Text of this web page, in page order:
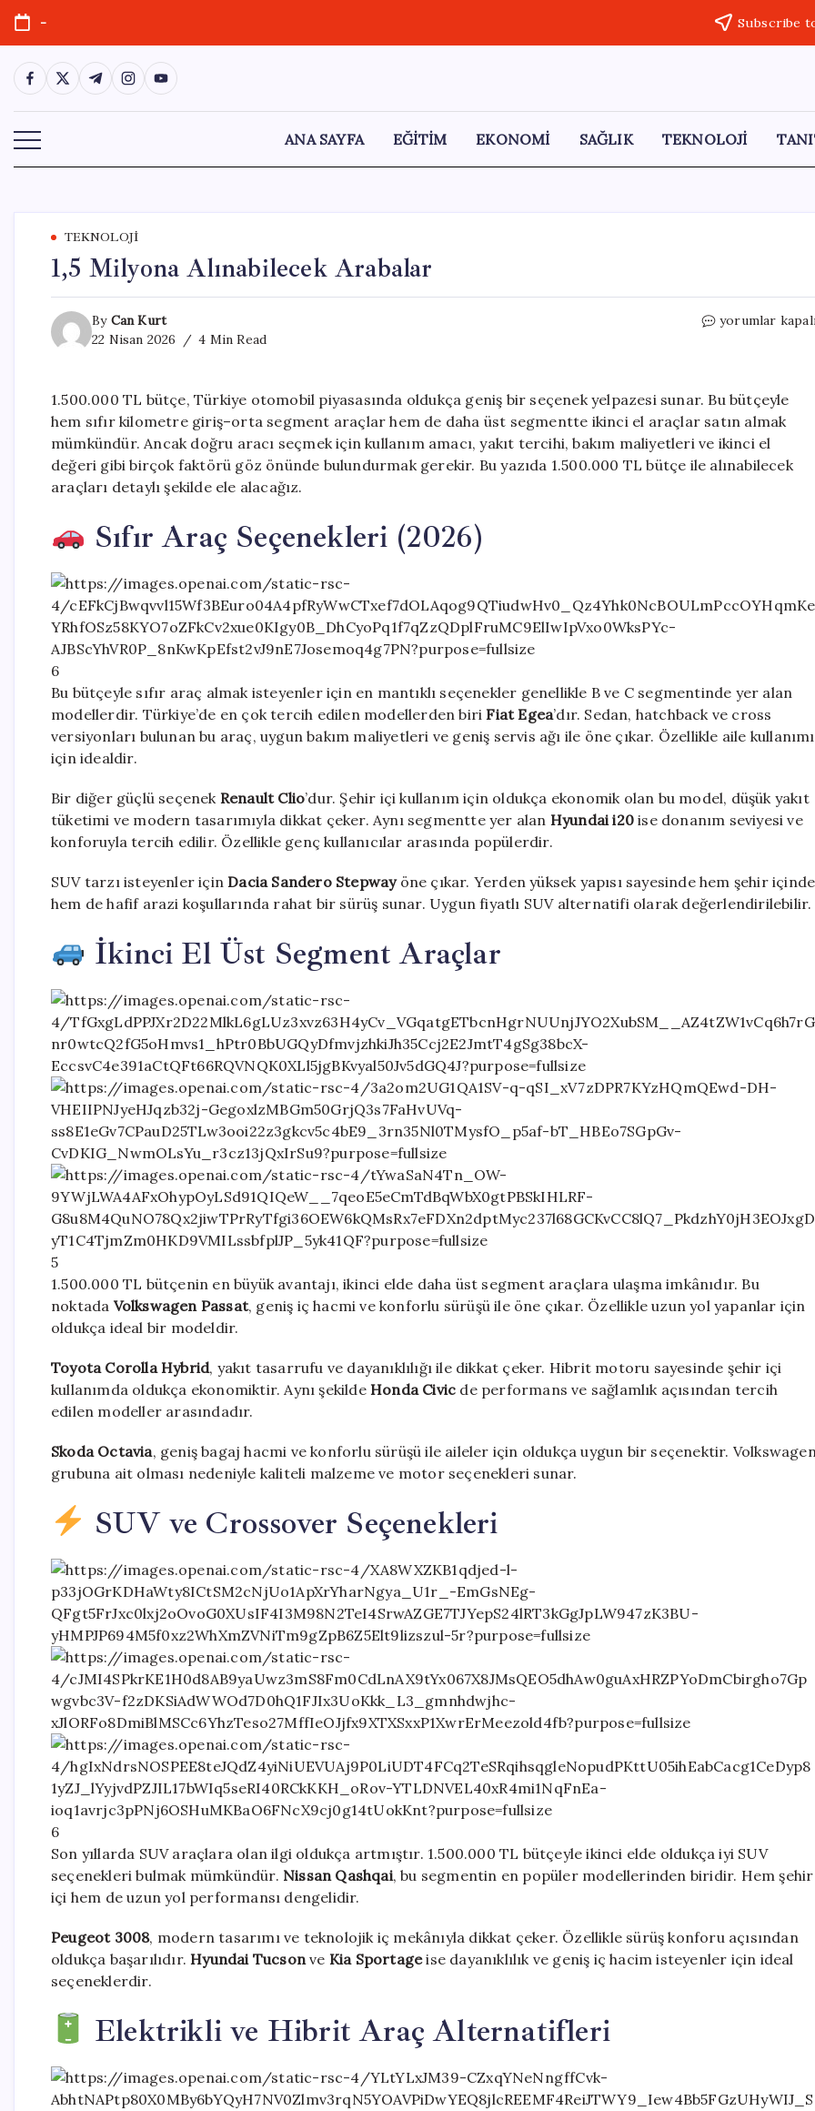
Skip
content
- Subscribe
https://www.facebook.com/
https://twitter.com/
https://t.me/
https://www.instagram.com/
https://youtube.com/
ANA SAYFA EĞİTİM EKONOMİ SAĞLIK TEKNOLOJİ
TEKNOLOJI
1,5 Milyona Alınabilecek Arabalar
By Can Kurt
22 Nisan 2026
4 Min Read
1,5
için
yorumlar
1.500.000 TL bütçe, Türkiye otomobil piyasasında oldukça geniş bir seçenek yelpazesi sunar. Bu bütçeyle
hem sıfır kilometre giriş–orta segment araçlar hem de daha üst segmentte ikinci el araçlar satın almak
mümkündür. Ancak doğru aracı seçmek için kullanım amacı, yakıt tercihi, bakım maliyetleri ve ikinci el
değeri gibi birçok faktörü göz önünde bulundurmak gerekir. Bu yazıda 1.500.000 TL bütçe ile alınabilecek
araçları detaylı şekilde ele alacağız.
Sıfır Araç Seçenekleri (2026)
6
Bu bütçeyle sıfır araç almak isteyenler için en mantıklı seçenekler genellikle B ve C segmentinde yer alan
modellerdir. Türkiye’de en çok tercih edilen modellerden biriFiat Egea’dır. Sedan, hatchback ve cross
versiyonları bulunan bu araç, uygun bakım maliyetleri ve geniş servis ağı ile öne çıkar. Özellikle aile kullanımı
için idealdir.
Bir diğer güçlü seçenek Renault Clio’dur. Şehir içi kullanım için oldukça ekonomik olan bu model, düşük yakıt
tüketimi ve modern tasarımıyla dikkat çeker. Aynı segmentte yer alan Hyundai i20 ise donanım seviyesi ve
konforuyla tercih edilir. Özellikle genç kullanıcılar arasında popülerdir.
SUV tarzı isteyenler içinDacia Sandero Stepwayöne çıkar. Yerden yüksek yapısı sayesinde hem şehir içinde
hem de hafif arazi koşullarında rahat bir sürüş sunar. Uygun fiyatlı SUV alternatifi olarak değerlendirilebilir.
İkinci El Üst Segment Araçlar
5
1.500.000 TL bütçenin en büyük avantajı, ikinci elde daha üst segment araçlara ulaşma imkânıdır. Bu
noktada Volkswagen Passat, geniş iç hacmi ve konforlu sürüşü ile öne çıkar. Özellikle uzun yol yapanlar için
oldukça ideal bir modeldir.
Toyota Corolla Hybrid, yakıt tasarrufu ve dayanıklılığı ile dikkat çeker. Hibrit motoru sayesinde şehir içi
kullanımda oldukça ekonomiktir. Aynı şekilde Honda Civic de performans ve sağlamlık açısından tercih
edilen modeller arasındadır.
Skoda Octavia, geniş bagaj hacmi ve konforlu sürüşü ile aileler için oldukça uygun bir seçenektir.
grubuna ait olması nedeniyle kaliteli malzeme ve motor seçenekleri sunar.
SUV ve Crossover Seçenekleri
6
Son yıllarda SUV araçlara olan ilgi oldukça artmıştır. 1.500.000 TL bütçeyle ikinci elde oldukça iyi SUV
seçenekleri bulmak mümkündür. Nissan Qashqai, bu segmentin en popüler modellerinden biridir. Hem şehir
içi hem de uzun yol performansı dengelidir.
Peugeot 3008, modern tasarımı ve teknolojik iç mekânıyla dikkat çeker. Özellikle sürüş konforu açısından
oldukça başarılıdır.Hyundai Tucsonve Kia Sportageise dayanıklılık ve geniş iç hacim isteyenler için ideal
seçeneklerdir.
Elektrikli ve Hibrit Araç Alternatifleri